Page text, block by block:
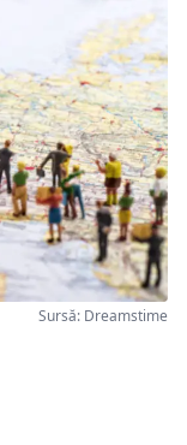
Sursă: Dreamstime